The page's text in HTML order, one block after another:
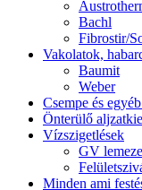
Bachl
Fibrostir/
Vakolatok,
Baumit
Weber
Csempe és
Önterülő
Vízszigetlések
GV
Minden ami